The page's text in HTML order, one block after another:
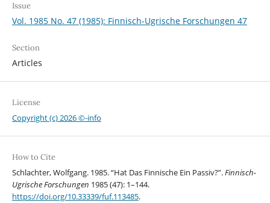
Issue
Vol. 1985 No. 47 (1985): Finnisch-Ugrische Forschungen 47
Section
Articles
License
Copyright (c) 2026 ©-info
How to Cite
Schlachter, Wolfgang. 1985. “Hat Das Finnische Ein Passiv?”.Finnisch-
Ugrische Forschungen 1985 (47): 1–144.
https://doi.org/10.33339/fuf.113485.